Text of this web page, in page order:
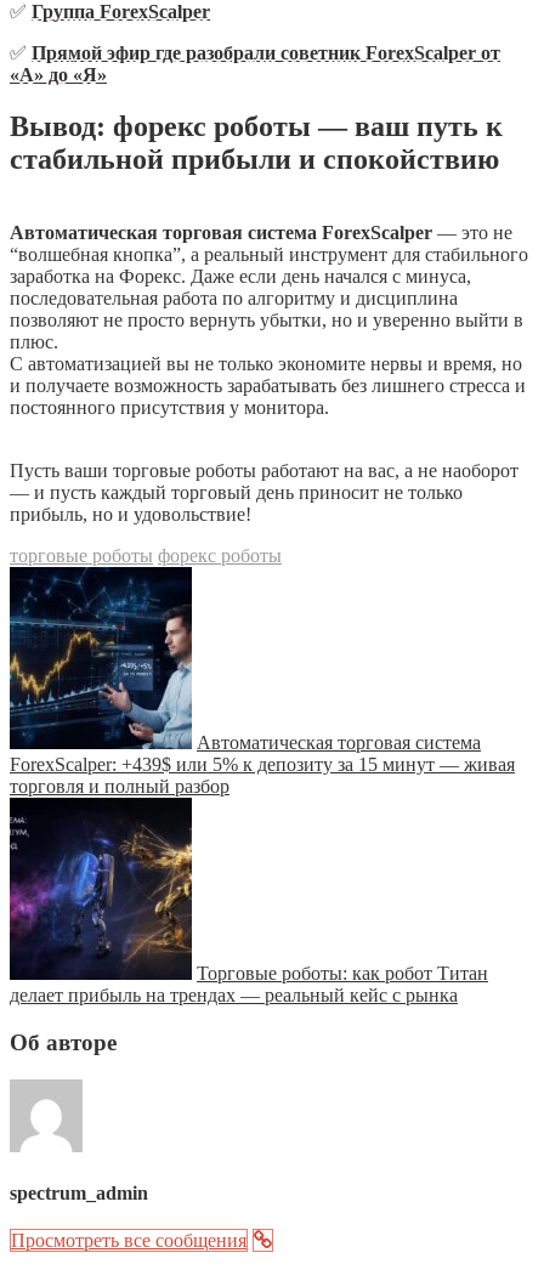
✅ Группа ForexScalper
✅ Прямой эфир где разобрали советник ForexScalper от
«А» до «Я»
Вывод: форекс роботы — ваш путь к
стабильной прибыли и спокойствию
Автоматическая торговая система ForexScalper — это не
“волшебная кнопка”, а реальный инструмент для стабильного
заработка на Форекс. Даже если день начался с минуса,
последовательная работа по алгоритму и дисциплина
позволяют не просто вернуть убытки, но и уверенно выйти в
плюс.
С автоматизацией вы не только экономите нервы и время, но
и получаете возможность зарабатывать без лишнего стресса и
постоянного присутствия у монитора.
Пусть ваши торговые роботы работают на вас, а не наоборот
— и пусть каждый торговый день приносит не только
прибыль, но и удовольствие!
торговые роботы форекс роботы
Автоматическая торговая система
ForexScalper: +439$ или 5% к депозиту за 15 минут — живая
торговля и полный разбор
Торговые роботы: как робот Титан
делает прибыль на трендах — реальный кейс с рынка
Об авторе
spectrum_admin
Просмотреть все сообщения